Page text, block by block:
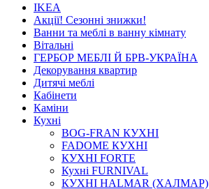
IKEA
Акції! Сезонні знижки!
Ванни та меблі в ванну кімнату
Вітальні
ГЕРБОР МЕБЛІ Й БРВ-УКРАЇНА
Декорування квартир
Дитячі меблі
Кабінети
Каміни
Кухні
BOG-FRAN КУХНІ
FADOME КУХНІ
КУХНІ FORTE
Кухні FURNIVAL
КУХНІ HALMAR (ХАЛМАР)